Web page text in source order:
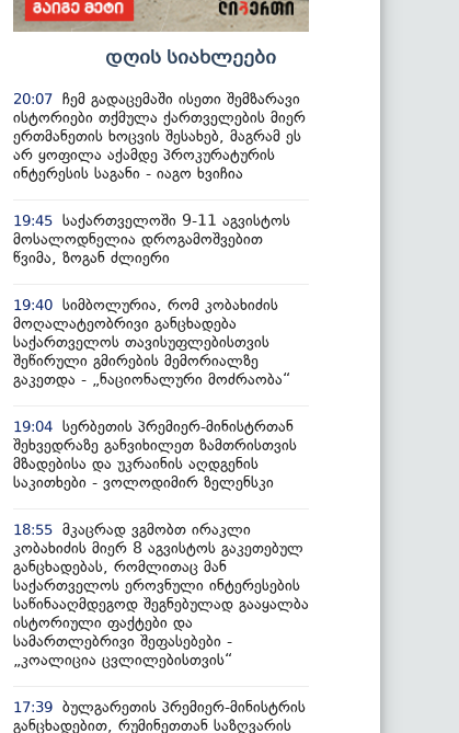
დღის სიახლეები
20:07 ჩემ გადაცემაში ისეთი შემზარავი
ისტორიები თქმულა ქართველების მიერ
ერთმანეთის ხოცვის შესახებ, მაგრამ ეს
არ ყოფილა აქამდე პროკურატურის
ინტერესის საგანი - იაგო ხვიჩია
19:45 საქართველოში 9-11 აგვისტოს
მოსალოდნელია დროგამოშვებით
წვიმა, ზოგან ძლიერი
19:40 სიმბოლურია, რომ კობახიძის
მოღალატეობრივი განცხადება
საქართველოს თავისუფლებისთვის
შეწირული გმირების მემორიალზე
გაკეთდა - „ნაციონალური მოძრაობა“
19:04 სერბეთის პრემიერ-მინისტრთან
შეხვედრაზე განვიხილეთ ზამთრისთვის
მზადებისა და უკრაინის აღდგენის
საკითხები - ვოლოდიმირ ზელენსკი
18:55 მკაცრად ვგმობთ ირაკლი
კობახიძის მიერ 8 აგვისტოს გაკეთებულ
განცხადებას, რომლითაც მან
საქართველოს ეროვნული ინტერესების
საწინააღმდეგოდ შეგნებულად გააყალბა
ისტორიული ფაქტები და
სამართლებრივი შეფასებები -
„კოალიცია ცვლილებისთვის“
17:39 ბულგარეთის პრემიერ-მინისტრის
განცხადებით, რუმინეთთან საზღვარის